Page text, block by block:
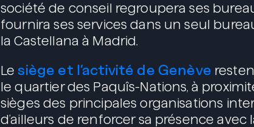
société de conseil regroupera ses
fournira ses services dans un seul
la Castellana à Madrid.
Lesiège et l’activité de Genève
le quartier des Paquîs-Nations, à
sièges des principales organisations
d’ailleurs de renforcer sa présence avec